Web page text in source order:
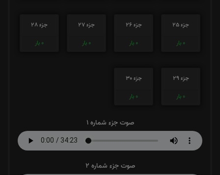
جزء 25
0 بار
جزء 26
0 بار
جزء 27
0 بار
جزء 28
0 بار
جزء 29
0 بار
جزء 30
0 بار
صوت جزء شماره 1
صوت جزء شماره 2